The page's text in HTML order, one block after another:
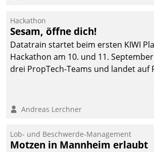
Verantwortung folgen Verpflichtungen.
Hackathon
Sesam, öffne dich!
Datatrain startet beim ersten KIWI
Hackathon am 10. und 11.
drei PropTech-Teams und landet auf
Andreas Lerchner
Lob- und Beschwerde-Management
Motzen in Mannheim erlaubt